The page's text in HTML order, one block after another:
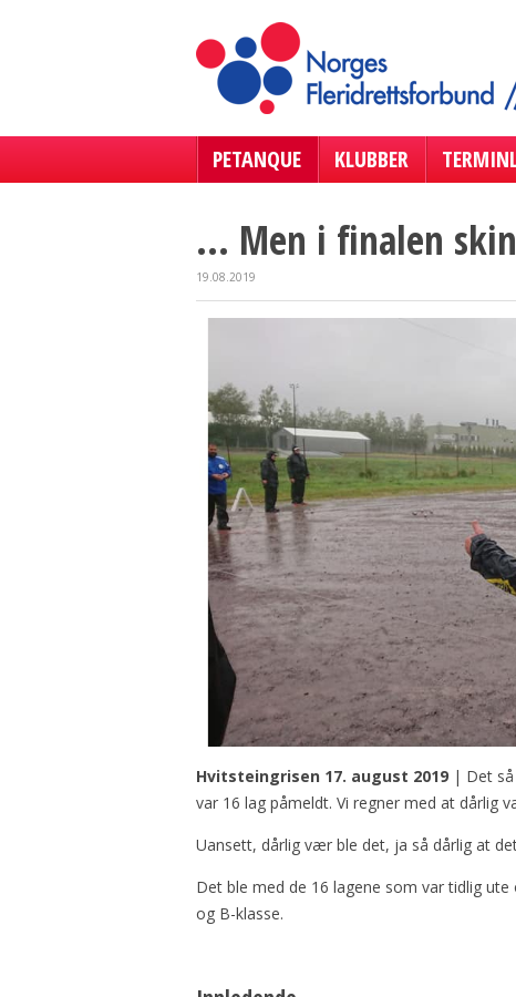
PETANQUE KLUBBER
... Men i finalen
19.08.2019
Hvitsteingrisen 17. august 2019 | Det
var 16 lag påmeldt. Vi regner med at dårlig
Uansett, dårlig vær ble det, ja så dårlig at
Det ble med de 16 lagene som var tidlig
og B-klasse.